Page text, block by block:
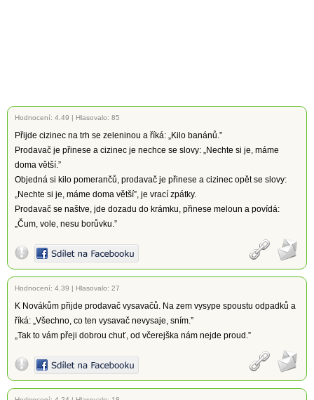
Hodnocení: 4.49 | Hlasovalo: 85
Přijde cizinec na trh se zeleninou a říká: „Kilo banánů.”
Prodavač je přinese a cizinec je nechce se slovy: „Nechte si je, máme
doma větší.”
Objedná si kilo pomerančů, prodavač je přinese a cizinec opět se slovy:
„Nechte si je, máme doma větší”, je vrací zpátky.
Prodavač se naštve, jde dozadu do krámku, přinese meloun a povídá:
„Čum, vole, nesu borůvku.”
Hodnocení: 4.39 | Hlasovalo: 27
K Novákům přijde prodavač vysavačů. Na zem vysype spoustu odpadků a
říká: „Všechno, co ten vysavač nevysaje, sním.”
„Tak to vám přeji dobrou chuť, od včerejška nám nejde proud.”